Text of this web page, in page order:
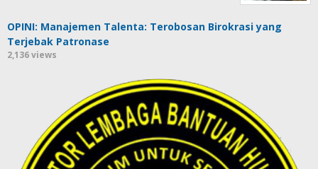
OPINI: Manajemen Talenta: Terobosan Birokrasi yang
Terjebak Patronase
2,136 views